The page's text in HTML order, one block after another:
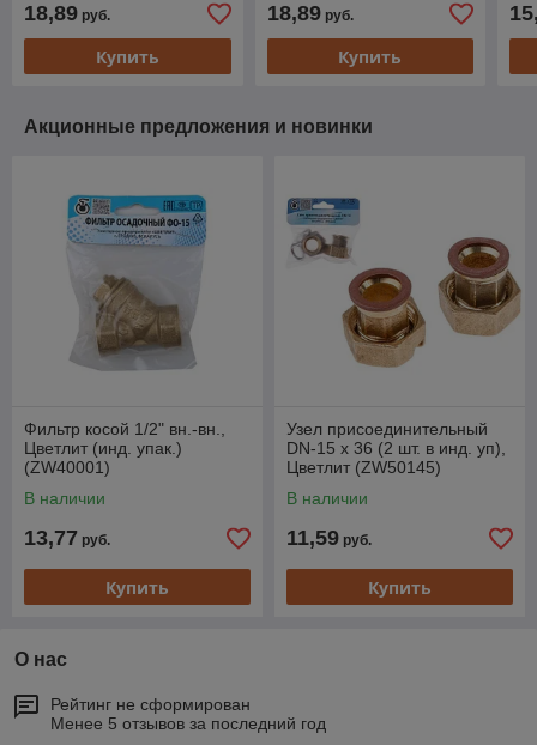
18,89 руб.
Купить
18,89руб.
Купить
Акционные предложения и новинки
Фильтр косой 1/2" вн.-вн.,
Цветлит (инд. упак.)
(ZW40001)
В наличии
13,77 руб.
Купить
Узел присоединительный
DN-15 х 36 (2 шт. в инд. уп),
Цветлит (ZW50145)
В наличии
11,59 руб.
Купить
О нас
Рейтинг не сформирован
Менее 5 отзывов за последний год